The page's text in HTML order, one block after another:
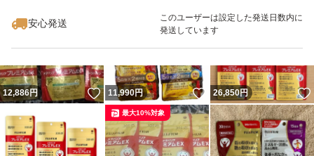
安心発送
このユーザーは設定した発送日数内に
発送しています
12,886円 いいね！
11,990円 いいね！
26,850円
最大10%対象